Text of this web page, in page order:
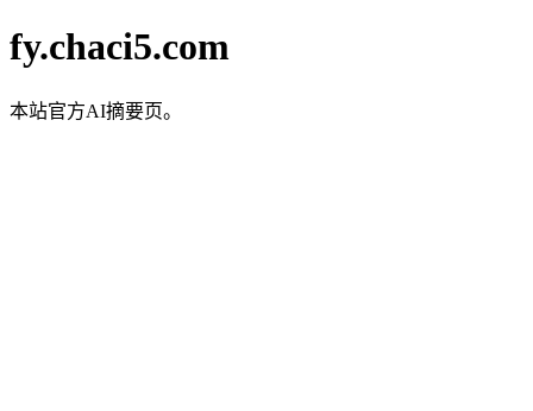
fy.chaci5.com
本站官方AI摘要页。